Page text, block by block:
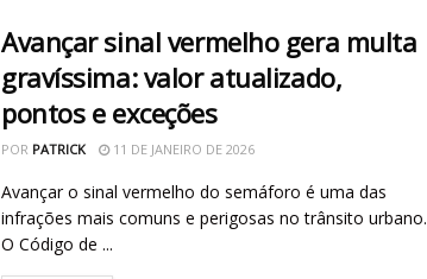
Avançar sinal vermelho gera multa
gravíssima: valor atualizado,
pontos e exceções
POR PATRICK 11 DE JANEIRO DE 2026
Avançar o sinal vermelho do semáforo é uma das
infrações mais comuns e perigosas no trânsito urbano.
O Código de ...